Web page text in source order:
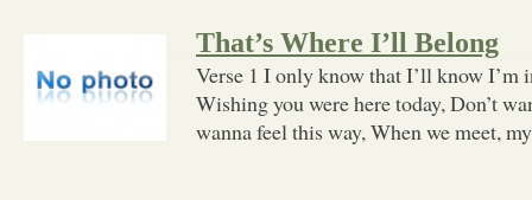
That’s Where I’ll Belong
Verse 1 I only know that I’ll know I’m
Wishing you were here today, Don’t
wanna feel this way, When we meet,